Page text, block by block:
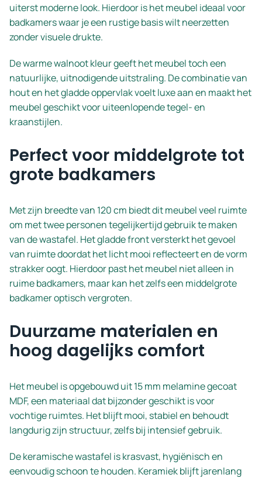
uiterst moderne look. Hierdoor is het meubel ideaal voor
badkamers waar je een rustige basis wilt neerzetten
zonder visuele drukte.
De warme walnoot kleur geeft het meubel toch een
natuurlijke, uitnodigende uitstraling. De combinatie van
hout en het gladde oppervlak voelt luxe aan en maakt het
meubel geschikt voor uiteenlopende tegel- en
kraanstijlen.
Perfect voor middelgrote tot
grote badkamers
Met zijn breedte van 120 cm biedt dit meubel veel ruimte
om met twee personen tegelijkertijd gebruik te maken
van de wastafel. Het gladde front versterkt het gevoel
van ruimte doordat het licht mooi reflecteert en de vorm
strakker oogt. Hierdoor past het meubel niet alleen in
ruime badkamers, maar kan het zelfs een middelgrote
badkamer optisch vergroten.
Duurzame materialen en
hoog dagelijks comfort
Het meubel is opgebouwd uit 15 mm melamine gecoat
MDF, een materiaal dat bijzonder geschikt is voor
vochtige ruimtes. Het blijft mooi, stabiel en behoudt
langdurig zijn structuur, zelfs bij intensief gebruik.
De keramische wastafel is krasvast, hygiënisch en
eenvoudig schoon te houden. Keramiek blijft jarenlang